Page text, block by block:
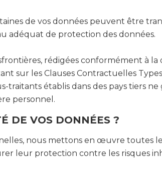
de vos données peuvent être
adéquat de protection des données.
rédigées conformément à la
sur les Clauses Contractuelles
établis dans des pays tiers ne
personnel.
DE VOS DONNÉES ?
nous mettons en œuvre toutes
leur protection contre les risques